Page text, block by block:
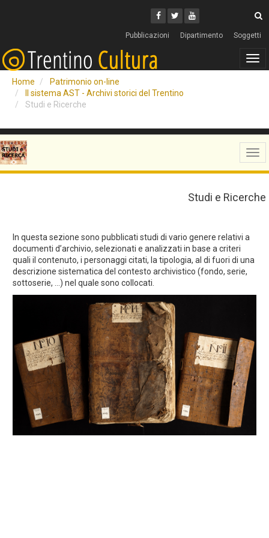
Facebook
Twitter
Youtube
Pubblicazioni Dipartimento Soggetti
Home
Patrimonio on-line
Il sistema AST - Archivi storici del Trentino
Studi e Ricerche
Studi e Ricerche
In questa sezione sono pubblicati studi di vario genere relativi a
documenti d’archivio, selezionati e analizzati in base a criteri
quali il contenuto, i personaggi citati, la tipologia, al di fuori di una
descrizione sistematica del contesto archivistico (fondo, serie,
sottoserie, ...) nel quale sono collocati.